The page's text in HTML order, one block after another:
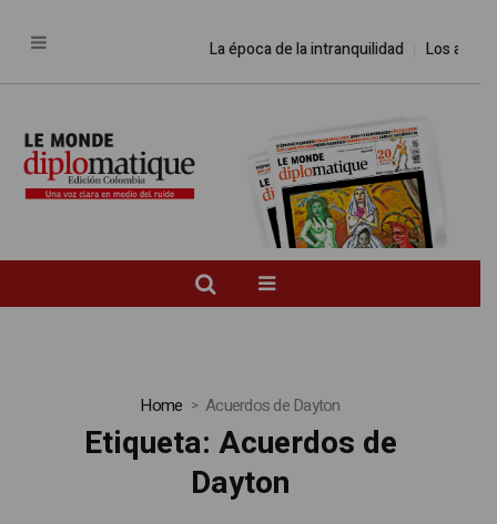
La época de la intranquilidad Los amos
Home Acuerdos de Dayton
Etiqueta: Acuerdos de
Dayton